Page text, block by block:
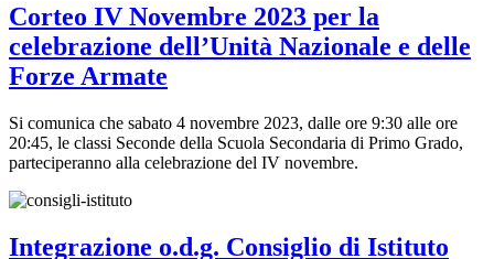
Corteo IV Novembre 2023 per la
celebrazione dell’Unità Nazionale e delle
Forze Armate
Si comunica che sabato 4 novembre 2023, dalle ore 9:30 alle ore
20:45, le classi Seconde della Scuola Secondaria di Primo Grado,
parteciperanno alla celebrazione del IV novembre.
Integrazione o.d.g. Consiglio di Istituto